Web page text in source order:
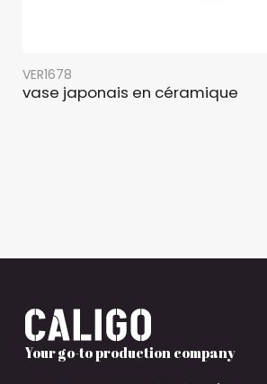
VER1678
vase japonais en céramique
Your go-to production company